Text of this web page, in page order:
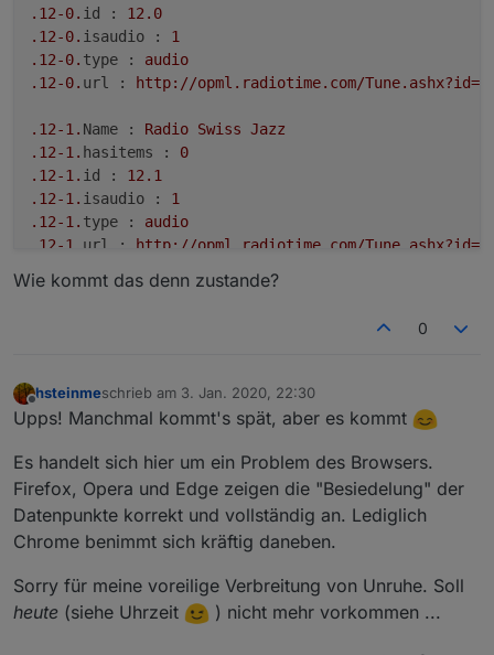
.12-0. id :
12.0
.12-0. isaudio :
1
.12-0. type :
audio
.12-0. url : http://opml.radiotime.com/
.12-1. Name : Radio Swiss Jazz
.12-1. hasitems :
0
.12-1. id :
12.1
.12-1. isaudio :
1
.12-1. type :
audio
.12-1. url : http://opml.radiotime.com/
.12-2.Name : Radio Swiss Public
.12
-2. type :
audio
.12
http://www.swissradio.ch/streams/
.12 -3. Name : RTS Espace
.12-3. id :
12.3
.12 -3.isaudio : 1
.12-3. type : audio
Wie kommt das denn zustande?
0
Offline
hsteinmeschrieb am 3. Jan. 2020, 22:30
zuletzt editiert von
Upps! Manchmal kommt's spät, aber es kommt
Es handelt sich hier um ein Problem des Browsers.
Firefox, Opera und Edge zeigen die "Besiedelung" der
Datenpunkte korrekt und vollständig an. Lediglich
Chrome benimmt sich kräftig daneben.
Sorry für meine voreilige Verbreitung von Unruhe. Soll
heute (siehe Uhrzeit ) nicht mehr vorkommen ...